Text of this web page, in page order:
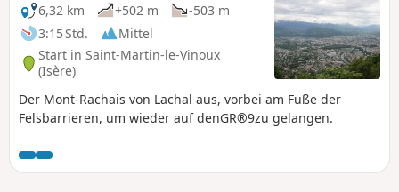
6,32 km
+502 m
-503 m
3:15 Std.
Mittel
Start in Saint-Martin-le-Vinoux
(Isère)
Der Mont-Rachais von Lachal aus, vorbei am Fuße der
Felsbarrieren, um wieder auf denGR®9zu gelangen.